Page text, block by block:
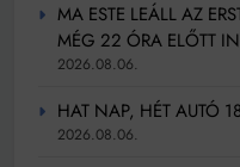
MA ESTE LEÁLL AZ
MÉG 22 ÓRA ELŐTT
2026.08.06.
HAT NAP, HÉT AUTÓ
2026.08.06.